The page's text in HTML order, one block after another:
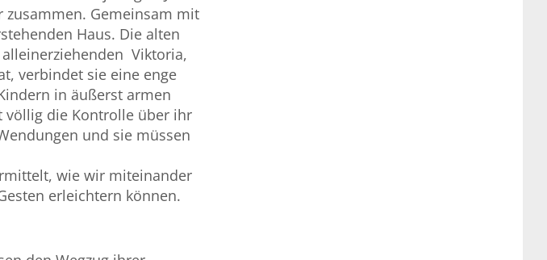
Gemeinsam mit
Haus. Die alten
Viktoria,
verbindet sie eine enge
in äußerst armen
völlig die Kontrolle über ihr
und sie müssen
wie wir miteinander
erleichtern können.